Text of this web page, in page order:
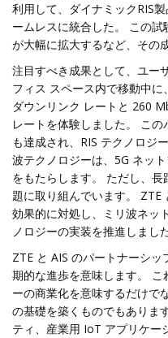
利用して、ダイナミックRIS
ームレスに統合した。 この
が大幅に拡大するなど、その
注目すべき成果として、ユー
フィス スペース内で移動中
ダウンリンク レートと 260
レートを体験しました。 こ
も達成され、RIS テクノロジ
波テクノロジーは、5G ネッ
をもたらします。 ただし、
題に取り組んでいます。 ZTE
効果的に対処し、ミリ波ネッ
ノロジーの実装を推進しました
ZTE と AIS のパートナーシ
期的な進歩を意味します。 こ
ーの商業化を意味するだけで
の基礎を築くものでもありま
ティ、産業用 IoT アプリケー